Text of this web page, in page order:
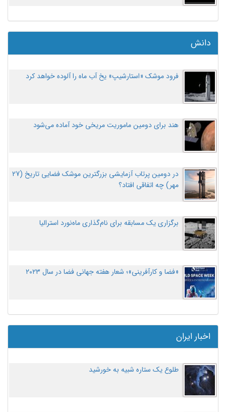
دانش
فرود موشک «استارشیپ» یخ آب ماه را آلوده خواهد کرد
هند برای دومین ماموریت مریخی خود آماده می‌شود
در دومین پرتاب آزمایشی بزرگترین موشک فضایی تاریخ (27
مهر‌) چه اتفاقی افتاد؟
برگزاری یک مسابقه برای نام‌گذاری ماه‌نورد استرالیا
«فضا و کارآفرینی»؛ شعار هفته جهانی فضا در سال ۲۰۲۳
اخبار ایران
طلوع یک ستاره شبیه به خورشید